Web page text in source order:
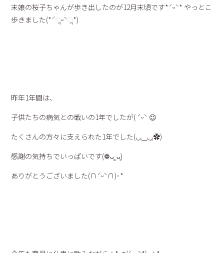
末娘の桜子ちゃんが歩き出したのが12月末頃です*ˊᵕˋ* やっとこ
歩きました(*ˊૢᵕˋૢ*)
昨年1年間は、
子供たちの病気との戦いの1年でしたが( ˊᵕˋ 😉
たくさんの方々に支えられた1年でした(◡‿◡ฺ✿)
感謝の気持ちでいっぱいです(❁ᴗ͈ˬᴗ͈)
ありがとうございました(∩ˊᵕˋ∩)･*